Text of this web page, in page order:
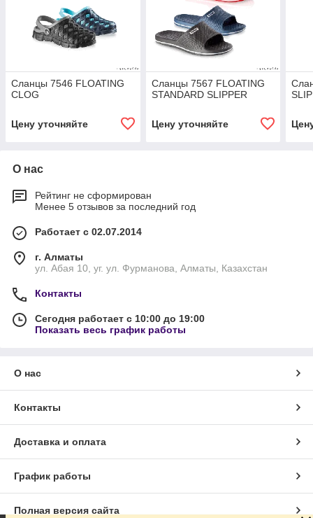
Сланцы 7546 FLOATING
CLOG
Цену уточняйте
Сланцы 7567 FLOATING
STANDARD SLIPPER
Цену уточняйте
О нас
Рейтинг не сформирован
Менее 5 отзывов за последний год
Работает с 02.07.2014
г. Алматы
ул. Абая 10, уг. ул. Фурманова, Алматы, Казахстан
Контакты
Сегодня работает с 10:00 до 19:00
Показать весь график работы
О нас
Контакты
Доставка и оплата
График работы
Полная версия сайта